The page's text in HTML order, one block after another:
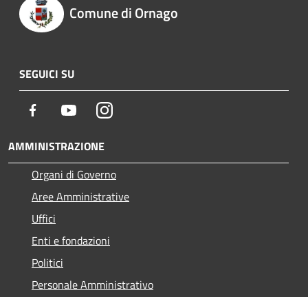
Comune di Ornago
SEGUICI SU
Facebook YoutubeInstagram
AMMINISTRAZIONE
Organi di Governo
Aree Amministrative
Uffici
Enti e fondazioni
Politici
Personale Amministrativo